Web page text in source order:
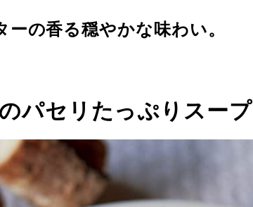
の香る穏やかな味わい。
パセリたっぷりスープ